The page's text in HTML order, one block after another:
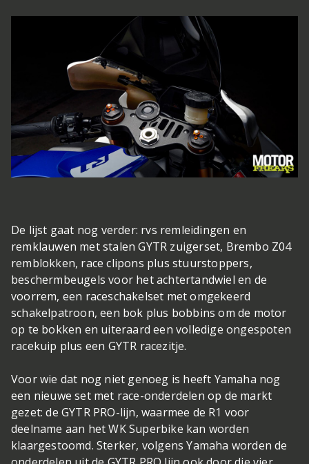
De lijst gaat nog verder: rvs remleidingen en
remklauwen met stalen GYTR zuigerset, Brembo Z04
remblokken, race clipons plus stuurstoppers,
beschermbeugels voor het achtertandwiel en de
voorrem, een raceschakelset met omgekeerd
schakelpatroon, een bok plus bobbins om de motor
op te bokken en uiteraard een volledige ongespoten
racekuip plus een GYTR racezitje.
Voor wie dat nog niet genoeg is heeft Yamaha nog
een nieuwe set met race-onderdelen op de markt
gezet: de GYTR PRO-lijn, waarmee de R1 voor
deelname aan het WK Superbike kan worden
klaargestoomd. Sterker, volgens Yamaha worden de